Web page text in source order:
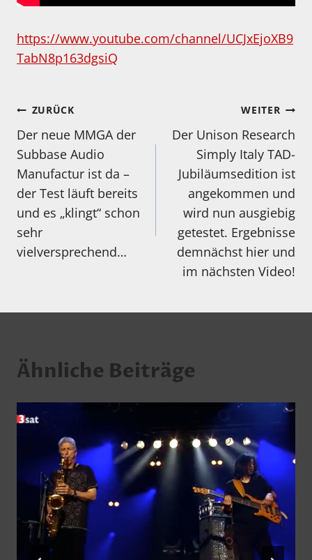
https://www.youtube.com/channel/UCJxEjoXB9
TabN8p163dgsiQ
Beitragsnavigation
ZURÜCK
Der neue MMGA der
Subbase Audio
Manufactur ist da –
der Test läuft bereits
und es „klingt“ schon
sehr
vielversprechend…
WEITER
Der Unison Research
Simply Italy TAD-
Jubiläumsedition ist
angekommen und
wird nun ausgiebig
getestet. Ergebnisse
demnächst hier und
im nächsten Video!
Ähnliche Beiträge